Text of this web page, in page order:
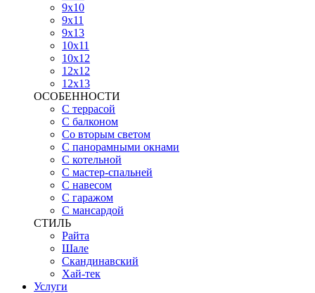
9х10
9х11
9х13
10х11
10х12
12х12
12х13
ОСОБЕННОСТИ
С террасой
С балконом
Со вторым светом
С панорамными окнами
С котельной
С мастер-спальней
С навесом
С гаражом
С мансардой
СТИЛЬ
Райта
Шале
Скандинавский
Хай-тек
Услуги